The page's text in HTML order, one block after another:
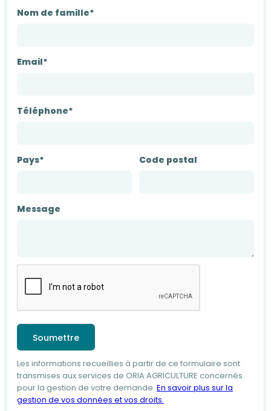
Nom de famille*
Email*
Téléphone*
Pays* Code postal
Message
Les informations recueillies à partir de ce formulaire sont
transmises aux services de ORIA AGRICULTURE concernés
pour la gestion de votre demande. En savoir plus sur la
gestion de vos données et vos droits.